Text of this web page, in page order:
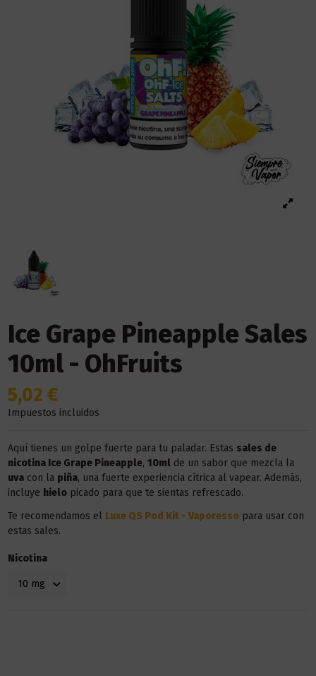
Ice Grape Pineapple Sales
10ml - OhFruits
5,02 €
Impuestos incluidos
Aquí tienes un golpe fuerte para tu paladar. Estas sales de
nicotina Ice Grape Pineapple, 10mlde un sabor que mezcla la
uvacon la piña, una fuerte experiencia cítrica al vapear. Además,
incluye hielopicado para que te sientas refrescado.
Te recomendamos el Luxe QS Pod Kit - Vaporessopara usar con
estas sales.
Nicotina